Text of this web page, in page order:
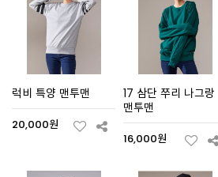
럭비 특양 맨투맨
20,000원
17 삼단 쭈리 나그랑
맨투맨
16,000원